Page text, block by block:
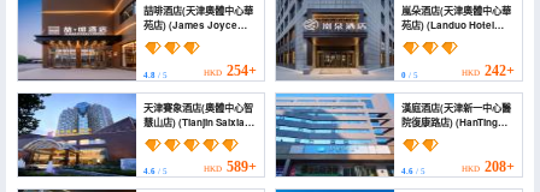
喆啡酒店(天津奧體中心華
苑店) (James Joyce
Coffetel Hotel (Tianjin
Aoti Zhongxin
4.8 / 5 HKD 254+
嵐朵酒店(天津奧體中心華
苑店) (Landuo Hotel
(Huayuan Branch,
Tianjin Olympic Sports
0/ 5 HKD 242+
天津賽象酒店(奧體中心智
慧山店) (Tianjin Saixiang
Hotel)
4.6 / 5 HKD 589+
漢庭酒店(天津新一中心醫
院復康路店) (HanTing
Hotel (Tianjin Xinyi
Zhongxin Yiyuan
Fukang Road))
4.6/ 5 HKD 208+